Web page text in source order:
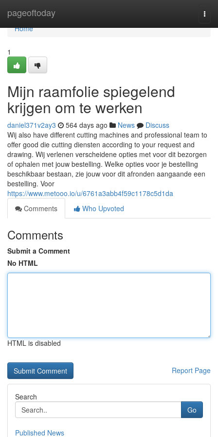
pageoftoday
Home
Home
1
Mijn raamfolie spiegelend
krijgen om te werken
daniel371v2ay3 564 days ago News
Discuss
Wij also have different cutting machines and professional team to
offer good die cutting diensten according to your request and
drawing. Wij verlenen verscheidene opties met voor dit bezorgen
of ophalen met jouw bestelling. Welke opties voor je bestelling
beschikbaar bestaan, zie jouw voor dit afronden aangaande een
bestelling. Voor
https://www.metooo.io/u/6761a3abb4f59c1178c5d1da
Comments
Who Upvoted
Comments
Submit a Comment
No HTML
HTML is disabled
Report Page
Search
Go
Published News